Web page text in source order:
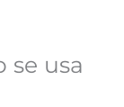
se usa